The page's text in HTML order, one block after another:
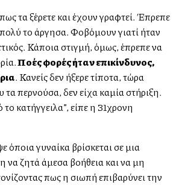
τα ξέρετε και έχουν γραφτεί. Έπρεπε
πολύ το άργησα. Φοβόμουν γιατί ήταν
Κάποια στιγμή, όμως, έπρεπε να
Πολλές φορές ήταν επικίνδυνος,
. Κανείς δεν ήξερε τίποτα, τώρα
περνούσα, δεν είχα καμία στήριξη.
το κατήγγειλα”, είπε η 31χρονη
όποια γυναίκα βρίσκεται σε μια
να ζητά άμεσα βοήθεια και να μη
πως η σιωπή επιβαρύνει την